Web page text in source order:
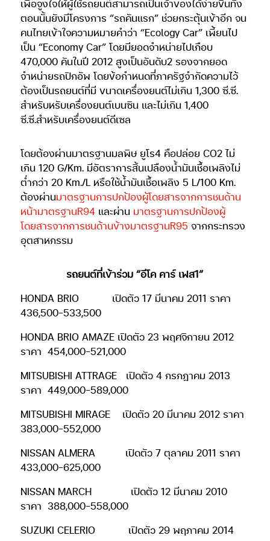
เพื่อจูงใจให้ผู้ใช้รถยนต์สามารถเป็นเจ้าของได้ง่ายขึ้นทั้ง
ตอนนั้นยังมีโครงการ “รถคันแรก” ช่วยกระตุ้นเข้าอีก จน
คนไทยเข้าใจความหมายคำว่า “Ecology Car” เพี้ยนไป
เป็น “Economy Car” โดยมียอดจำหน่ายไปเกือบ
470,000 คันในปี 2012 สูงเป็นอันดับ2 รองจากยอด
จำหน่ายรถปิกอัพ โดยข้อกำหนดที่ภาครัฐจำกัดความไว้
ต้องเป็นรถยนต์ที่มี ขนาดเครื่องยนต์ไม่เกิน 1,300 ซี.ซี.
สำหรับหรับเครื่องยนต์เบนซิน และไม่เกิน 1,400
ซี.ซี.สำหรับเครื่องยนต์ดีเซล
โดยต้องผ่านมาตรฐานมลพิษ ยูโร4 คือปล่อย CO2 ไม่
เกิน 120 G/Km. มีอัตราการสิ้นเปลืองน้ำมันเชื้อเพลิงไม่
ต่ำกว่า 20 Km./L หรือใช้น้ำมันเชื้อเพลิง 5 L/100 Km.
ต้องผ่านมาตรฐานการปกป้องผู้โดยสารจากการชนด้าน
หน้ามาตรฐานR94และผ่าน มาตรฐานการปกป้องผู้
โดยสารจากการชนด้านข้างมาตรฐานR95 จากกระทรวง
อุตสาหกรรม
รถยนต์ที่เข้าร่วม “อีโค คาร์ เฟส1”
HONDA BRIO
เปิดตัว 17 มีนาคม 2011 ราคา
436,500-533,500
HONDA BRIO AMAZE เปิดตัว 23 พฤศจิกายน 2012
ราคา 454,000-521,000
MITSUBISHI ATTRAGE
เปิดตัว 4 กรกฎาคม 2013
ราคา 449,000-589,000
MITSUBISHI MIRAGE
เปิดตัว 20 มีนาคม 2012 ราคา
383,000-552,000
NISSAN ALMERA
เปิดตัว 7 ตุลาคม 2011 ราคา
433,000-625,000
NISSAN MARCH
เปิดตัว 12 มีนาคม 2010
ราคา 388,000-558,000
SUZUKI CELERIO
เปิดตัว 29 พฤภาคม 2014